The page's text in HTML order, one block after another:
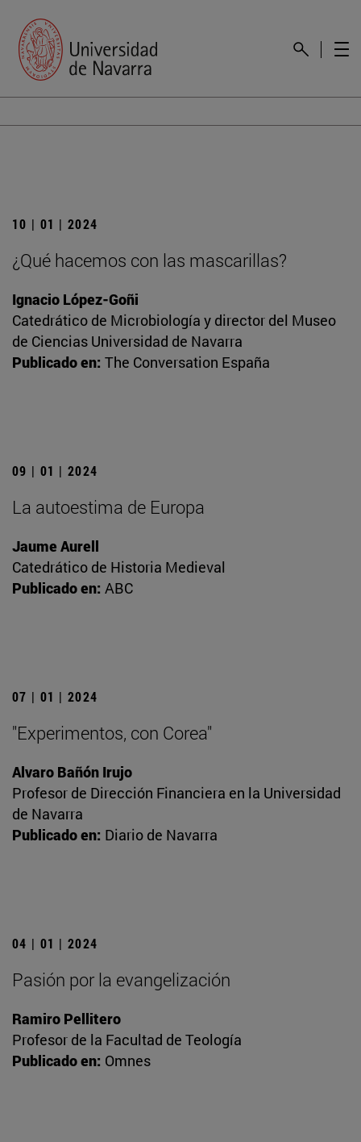
10 | 01 | 2024
¿Qué hacemos con las mascarillas?
Ignacio López-Goñi
Catedrático de Microbiología y director del Museo
de Ciencias Universidad de Navarra
Publicado en: The Conversation España
09 | 01 | 2024
La autoestima de Europa
Jaume Aurell
Catedrático de Historia Medieval
Publicado en: ABC
07 | 01 | 2024
"Experimentos, con Corea"
Alvaro Bañón Irujo
Profesor de Dirección Financiera en la Universidad
de Navarra
Publicado en: Diario de Navarra
04 | 01 | 2024
Pasión por la evangelización
Ramiro Pellitero
Profesor de la Facultad de Teología
Publicado en: Omnes